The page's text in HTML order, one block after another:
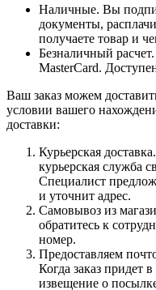
Наличные. Вы
документы,
получаете товар и
Безналичный
MasterCard.
Ваш заказ можем
условии вашего
доставки:
Курьерская
курьерская служба
Специалист
и уточнит адрес.
Самовывоз из
обратитесь к
номер.
Предоставляем
Когда заказ придет
извещение о